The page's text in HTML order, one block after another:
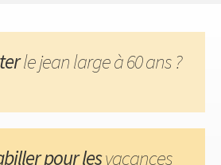
le jean large à 60 ans ?
pour lesvacances